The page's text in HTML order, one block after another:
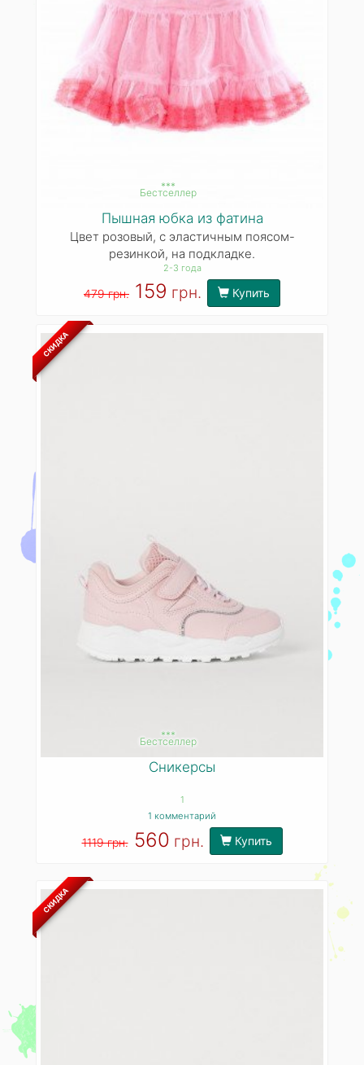
***
Бестселлер
Пышная юбка из фатина
Цвет розовый, с эластичным поясом-
резинкой, на подкладке.
2-3 года
479 грн. 159 грн. Купить
СКИДКА
***
Бестселлер
Сникерсы
1
1 комментарий
1119 грн. 560 грн. Купить
СКИДКА